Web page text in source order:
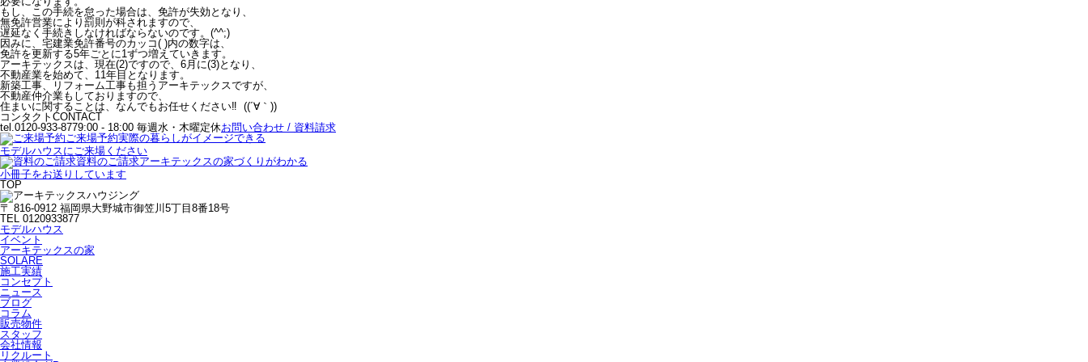
もし、この手続を怠った場合は、免許が失効となり、
無免許営業により罰則が科されますので、
遅延なく手続きしなければならないのです。(^^;)
因みに、宅建業免許番号のカッコ( )内の数字は、
免許を更新する5年ごとに1ずつ増えていきます。
アーキテックスは、現在(2)ですので、6月に(3)となり、
不動産業を始めて、11年目となります。
新築工事、リフォーム工事も担うアーキテックスですが、
不動産仲介業もしておりますので、
住まいに関することは、なんでもお任せください‼︎ ((´∀｀))
コンタクト CONTACT
tel.0120-933-8779:00 - 18:00 毎週水・木曜定休お問い合わせ / 資料請求
ご来場予約実際の暮らしがイメージできる
モデルハウスにご来場ください
資料のご請求アーキテックスの家づくりがわかる
小冊子をお送りしています
TOP
〒 816-0912 福岡県大野城市御笠川5丁目8番18号
TEL 0120933877
モデルハウス
イベント
アーキテックスの家
SOLARE
施工実績
コンセプト
ニュース
ブログ
コラム
販売物件
スタッフ
会社情報
リクルート